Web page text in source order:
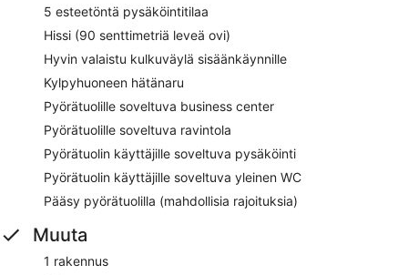
5 esteetöntä pysäköintitilaa
Hissi (90 senttimetriä leveä ovi)
Hyvin valaistu kulkuväylä sisäänkäynnille
Kylpyhuoneen hätänaru
Pyörätuolille soveltuva business center
Pyörätuolille soveltuva ravintola
Pyörätuolin käyttäjille soveltuva pysäköinti
Pyörätuolin käyttäjille soveltuva yleinen WC
Pääsy pyörätuolilla (mahdollisia rajoituksia)
Muuta
1 rakennus